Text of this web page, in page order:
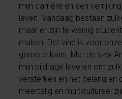
mijn carrière en een
leven. Vandaag bestaan
maar er zijn te weinig
maken. Dat vind ik voor
gemiste kans. Met de vzw
mijn bijdrage leveren om
versterken en het belang en
meertalig en multicultureel